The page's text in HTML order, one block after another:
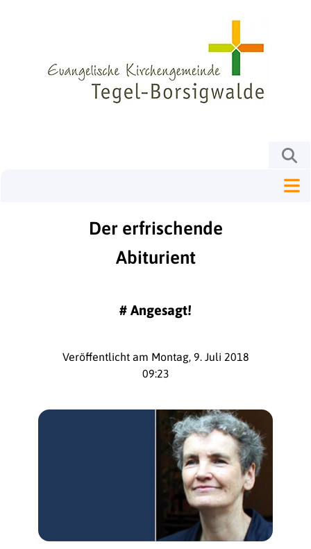
Der erfrischende
Abiturient
# Angesagt!
Veröffentlicht am Montag, 9. Juli 2018
09:23